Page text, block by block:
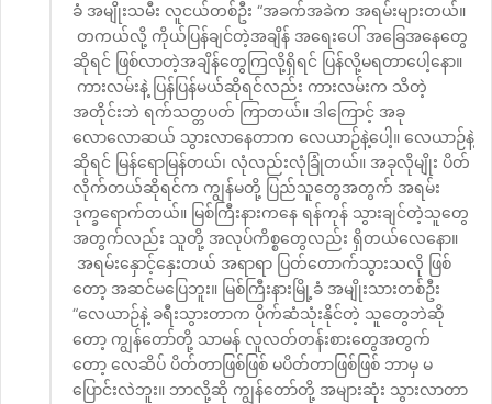
ခံ အမျိုးသမီး လူငယ်တစ်ဦး “အခက်အခဲက အရမ်းများတယ်။
တကယ်လို့ ကိုယ်ပြန်ချင်တဲ့အချိန် အရေးပေါ် အခြေအနေတွေ
ဆိုရင် ဖြစ်လာတဲ့အချိန်တွေကြလို့ရှိရင် ပြန်လို့မရတာပေါ့နော။
ကားလမ်းနဲ့ ပြန်ပြန်မယ်ဆိုရင်လည်း ကားလမ်းက သိတဲ့
အတိုင်းဘဲ ရက်သတ္တပတ် ကြာတယ်။ ဒါကြောင့် အခု
လောလောဆယ် သွားလာနေတာက လေယာဉ်နဲ့ပေါ့။ လေယာဉ်နဲ့
ဆိုရင် မြန်ရောမြန်တယ်၊ လုံလည်းလုံခြုံတယ်။ အခုလိုမျိုး ပိတ်
လိုက်တယ်ဆိုရင်က ကျွန်မတို့ ပြည်သူတွေအတွက် အရမ်း
ဒုက္ခရောက်တယ်။ မြစ်ကြီးနားကနေ ရန်ကုန် သွားချင်တဲ့သူတွေ
အတွက်လည်း သူတို့ အလုပ်ကိစ္စတွေလည်း ရှိတယ်လေနော။
အရမ်းနှောင့်နှေးတယ် အရာရာ ပြတ်တောက်သွားသလို ဖြစ်
တော့ အဆင်မပြေဘူး။ မြစ်ကြီးနားမြို့ခံ အမျိုးသားတစ်ဦး
“လေယာဉ်နဲ့ ခရီးသွားတာက ပိုက်ဆံသုံးနိုင်တဲ့ သူတွေဘဲဆို
တော့ ကျွန်တော်တို့ သာမန် လူလတ်တန်းစားတွေအတွက်
တော့ လေဆိပ် ပိတ်တာဖြစ်ဖြစ် မပိတ်တာဖြစ်ဖြစ် ဘာမှ မ
ပြောင်းလဲဘူး။ ဘာလို့ဆို ကျွန်တော်တို့ အများဆုံး သွားလာတာ